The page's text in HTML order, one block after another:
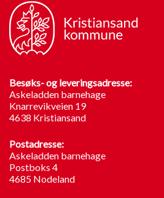
Besøks- og leveringsadresse:
Askeladden barnehage
Knarrevikveien 19
4638 Kristiansand
Postadresse:
Askeladden barnehage
Postboks 4
4685 Nodeland